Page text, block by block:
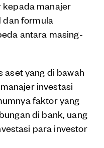
manajer
dan formula
antara masing-
aset yang di bawah
investasi
faktor yang
di bank, uang
para investor